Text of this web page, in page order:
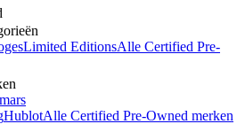
Limited EditionsAlle Certified Pre-
HublotAlle Certified Pre-Owned merken